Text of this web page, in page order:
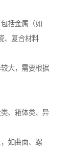
括金属（如
、复合材料
大，需要根据
、箱体类、异
如曲面、螺